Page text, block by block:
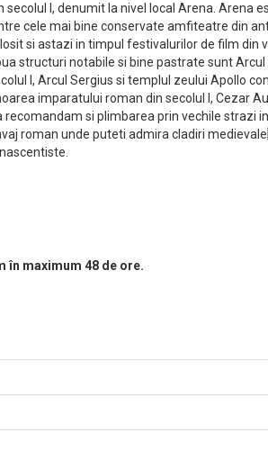
secolul I, denumit la nivel local Arena. Arena
cele mai bine conservate amfiteatre din
si astazi in timpul festivalurilor de film din
structuri notabile si bine pastrate sunt
I, Arcul Sergius si templul zeului Apollo
imparatului roman din secolul I, Cezar
recomandam si plimbarea prin vechile strazi
roman unde puteti admira cladiri
în maximum 48 de ore.